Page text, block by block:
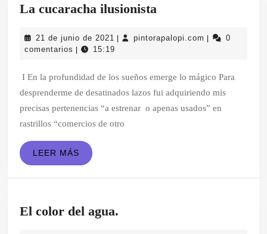
La cucaracha ilusionista
ilusionista
21 de junio de 2021 21
de
2021
| pintorapalopi.com |
0
comentarios | 15:19
I En la profundidad de los sueños emerge lo mágico Para
desprenderme de desatinados lazos fui adquiriendo mis
precisas pertenencias “a estrenar o apenas usados” en
rastrillos “comercios de otro
LEER MÁS LEER
MÁS
El color del agua.